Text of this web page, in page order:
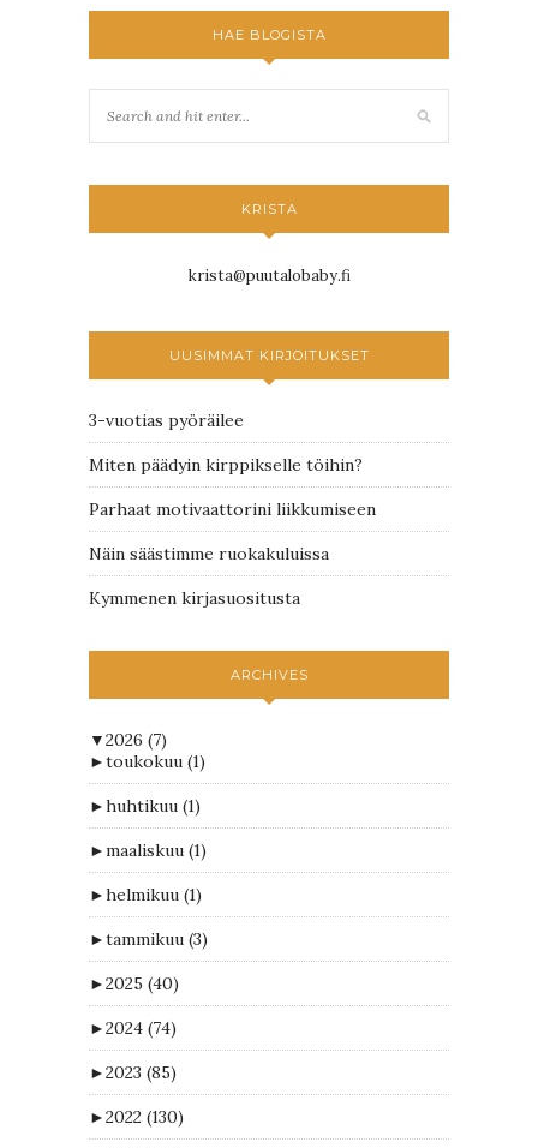
HAE BLOGISTA
KRISTA
krista@puutalobaby.fi
UUSIMMAT KIRJOITUKSET
3-vuotias pyöräilee
Miten päädyin kirppikselle töihin?
Parhaat motivaattorini liikkumiseen
Näin säästimme ruokakuluissa
Kymmenen kirjasuositusta
ARCHIVES
▼2026 (7)
►toukokuu (1)
►huhtikuu (1)
►maaliskuu (1)
►helmikuu (1)
►tammikuu (3)
►2025 (40)
►2024 (74)
►2023 (85)
►2022 (130)